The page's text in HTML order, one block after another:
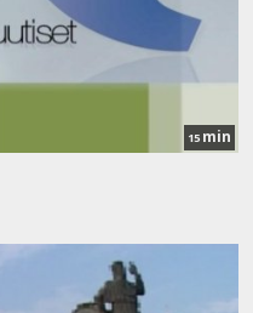
15 min